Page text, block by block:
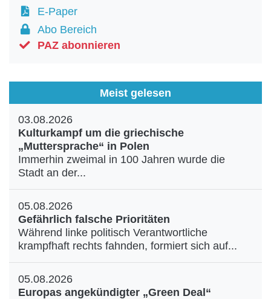
E-Paper
Abo Bereich
PAZ abonnieren
Meist gelesen
03.08.2026
Kulturkampf um die griechische
„Muttersprache“ in Polen
Immerhin zweimal in 100 Jahren wurde die
Stadt an der...
05.08.2026
Gefährlich falsche Prioritäten
Während linke politisch Verantwortliche
krampfhaft rechts fahnden, formiert sich auf...
05.08.2026
Europas angekündigter „Green Deal“